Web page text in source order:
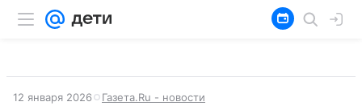
12 января 2026 Газета.Ru - новости